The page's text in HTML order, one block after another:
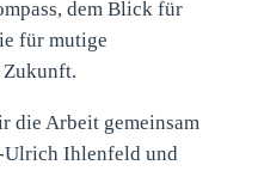
dem Blick für
für mutige
die Arbeit gemeinsam
Ulrich Ihlenfeld und